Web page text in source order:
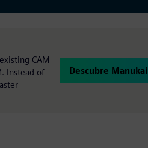
CAM
Instead of
Descubre Manukai